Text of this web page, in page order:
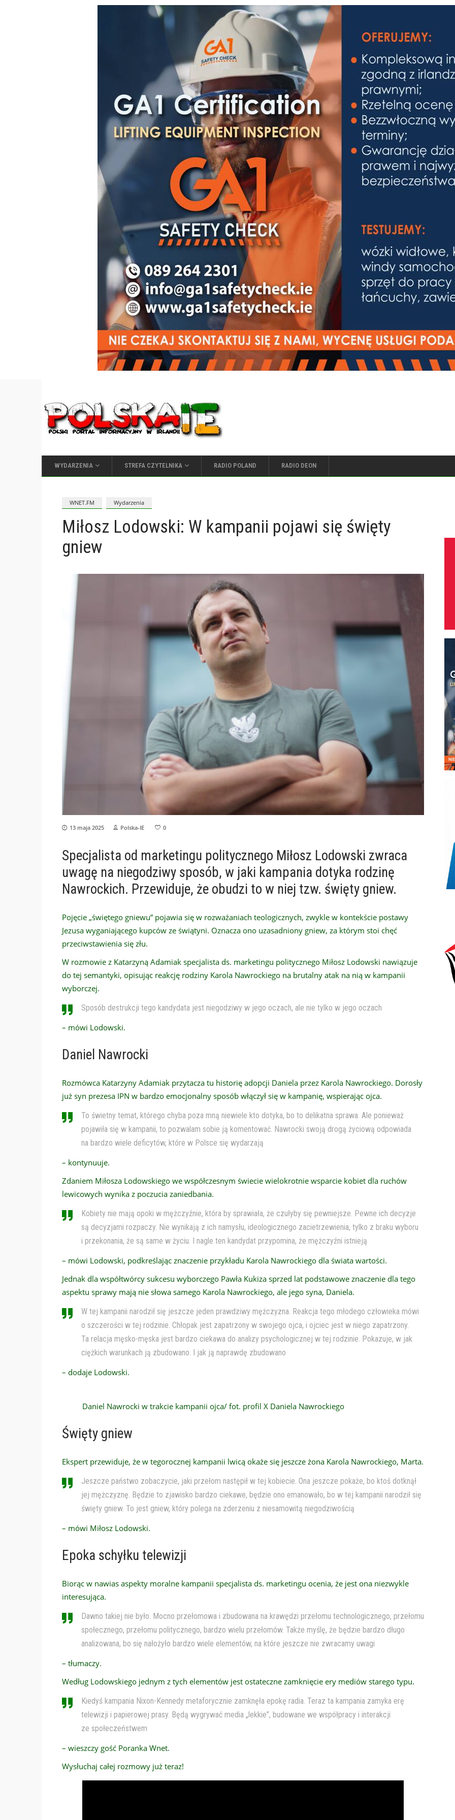
WYDARZENIA STREFA CZYTELNIKA RADIO POLAND RADIO DEON
WNET.FM Wydarzenia
Miłosz Lodowski: W kampanii pojawi się święty
gniew
13 maja 2025 Polska-IE 0
Specjalista od marketingu politycznego Miłosz Lodowski zwraca
uwagę na niegodziwy sposób, w jaki kampania dotyka rodzinę
Nawrockich. Przewiduje, że obudzi to w niej tzw. święty gniew.
Pojęcie „świętego gniewu” pojawia się w rozważaniach teologicznych, zwykle w kontekście postawy
Jezusa wyganiającego kupców ze świątyni. Oznacza ono uzasadniony gniew, za którym stoi chęć
przeciwstawienia się złu.
W rozmowie z Katarzyną Adamiak specjalista ds. marketingu politycznego Miłosz Lodowski nawiązuje
do tej semantyki, opisując reakcję rodziny Karola Nawrockiego na brutalny atak na nią w kampanii
wyborczej.
Sposób destrukcji tego kandydata jest niegodziwy w jego oczach, ale nie tylko w jego oczach
– mówi Lodowski.
Daniel Nawrocki
Rozmówca Katarzyny Adamiak przytacza tu historię adopcji Daniela przez Karola Nawrockiego. Dorosły
już syn prezesa IPN w bardzo emocjonalny sposób włączył się w kampanię, wspierając ojca.
To świetny temat, którego chyba poza mną niewiele kto dotyka, bo to delikatna sprawa. Ale ponieważ
pojawiła się w kampanii, to pozwalam sobie ją komentować. Nawrocki swoją drogą życiową odpowiada
na bardzo wiele deficytów, które w Polsce się wydarzają
– kontynuuje.
Zdaniem Miłosza Lodowskiego we współczesnym świecie wielokrotnie wsparcie kobiet dla ruchów
lewicowych wynika z poczucia zaniedbania.
Kobiety nie mają opoki w mężczyźnie, która by sprawiała, że czułyby się pewniejsze. Pewne ich decyzje
są decyzjami rozpaczy. Nie wynikają z ich namysłu, ideologicznego zacietrzewienia, tylko z braku wyboru
i przekonania, że są same w życiu. I nagle ten kandydat przypomina, że mężczyźni istnieją
– mówi Lodowski, podkreślając znaczenie przykładu Karola Nawrockiego dla świata wartości.
Jednak dla współtwórcy sukcesu wyborczego Pawła Kukiza sprzed lat podstawowe znaczenie dla tego
aspektu sprawy mają nie słowa samego Karola Nawrockiego, ale jego syna, Daniela.
W tej kampanii narodził się jeszcze jeden prawdziwy mężczyzna. Reakcja tego młodego człowieka mówi
o szczerości w tej rodzinie. Chłopak jest zapatrzony w swojego ojca, i ojciec jest w niego zapatrzony.
Ta relacja męsko-męska jest bardzo ciekawa do analizy psychologicznej w tej rodzinie. Pokazuje, w jak
ciężkich warunkach ją zbudowano. I jak ją naprawdę zbudowano
– dodaje Lodowski.
Daniel Nawrocki w trakcie kampanii ojca/ fot. profil X Daniela Nawrockiego
Święty gniew
Ekspert przewiduje, że w tegorocznej kampanii lwicą okaże się jeszcze żona Karola Nawrockiego, Marta.
Jeszcze państwo zobaczycie, jaki przełom następił w tej kobiecie. Ona jeszcze pokaże, bo ktoś dotknął
jej mężczyznę. Będzie to zjawisko bardzo ciekawe, będzie ono emanowało, bo w tej kampanii narodził się
święty gniew. To jest gniew, który polega na zderzeniu z niesamowitą niegodziwością
– mówi Miłosz Lodowski.
Epoka schyłku telewizji
Biorąc w nawias aspekty moralne kampanii specjalista ds. marketingu ocenia, że jest ona niezwykle
interesująca.
Dawno takiej nie było. Mocno przełomowa i zbudowana na krawędzi przełomu technologicznego, przełomu
społecznego, przełomu politycznego, bardzo wielu przełomów. Także myślę, że będzie bardzo długo
analizowana, bo się nałożyło bardzo wiele elementów, na które jeszcze nie zwracamy uwagi
– tłumaczy.
Według Lodowskiego jednym z tych elementów jest ostateczne zamknięcie ery mediów starego typu.
Kiedyś kampania Nixon-Kennedy metaforycznie zamknęła epokę radia. Teraz ta kampania zamyka erę
telewizji i papierowej prasy. Będą wygrywać media „lekkie”, budowane we współpracy i interakcji
ze społeczeństwem
– wieszczy gość Poranka Wnet.
Wysłuchaj całej rozmowy już teraz!